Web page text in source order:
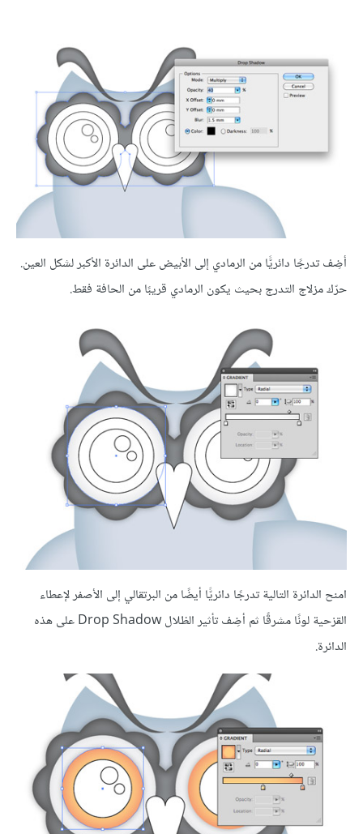
أضِف تدرجًا دائريًّا من الرمادي إلى الأبيض على الدائرة الأكبر لشكل العين.
حرّك مزلاج التدرج بحيث يكون الرمادي قريبًا من الحافة فقط.
امنح الدائرة التالية تدرجًا دائريًّا أيضًا من البرتقالي إلى الأصفر لإعطاء
القزحية لونًا مشرقًا ثم أضِف تأثير الظلال Drop Shadow على هذه
الدائرة.